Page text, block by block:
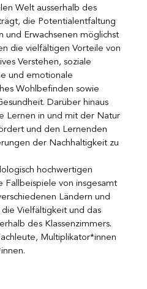
Welt ausserhalb des
die Potentialentfaltung
und Erwachsenen möglichst
die vielfältigen Vorteile von
Verstehen, soziale
und emotionale
Wohlbefinden sowie
Darüber hinaus
Lernen in und mit der Natur
und den Lernenden
der Nachhaltigkeit zu
hochwertigen
Fallbeispiele von insgesamt
Ländern und
Vielfältigkeit und das
des Klassenzimmers.
Multiplikator*innen